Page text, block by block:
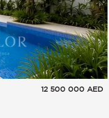
12 500 000 AED